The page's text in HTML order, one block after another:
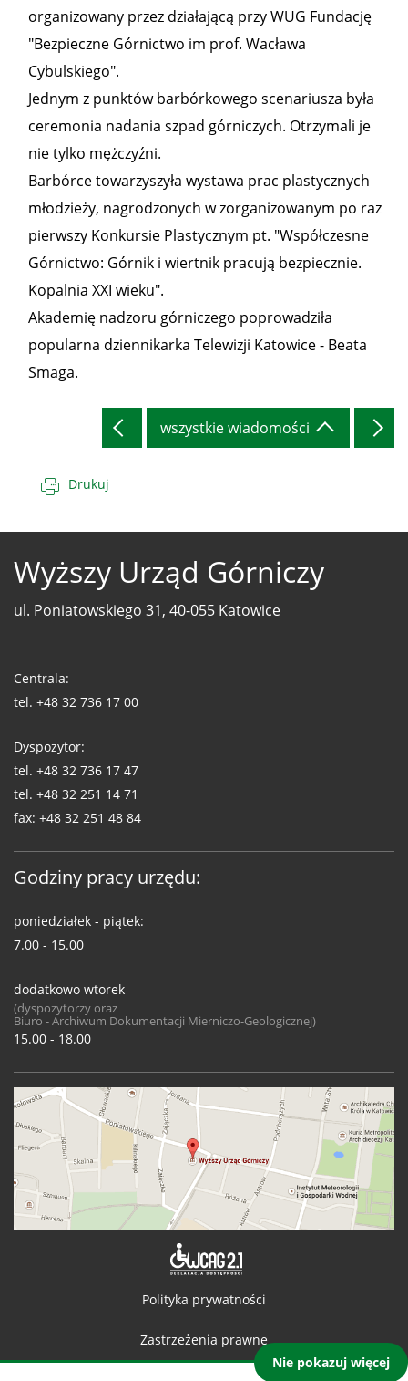
Nie pokazuj więcej
organizowany przez działającą przy WUG Fundację
"Bezpieczne Górnictwo im prof. Wacława
Cybulskiego".
Jednym z punktów barbórkowego scenariusza była
ceremonia nadania szpad górniczych. Otrzymali je
nie tylko mężczyźni.
Barbórce towarzyszyła wystawa prac plastycznych
młodzieży, nagrodzonych w zorganizowanym po raz
pierwszy Konkursie Plastycznym pt. "Współczesne
Górnictwo: Górnik i wiertnik pracują bezpiecznie.
Kopalnia XXI wieku".
Akademię nadzoru górniczego poprowadziła
popularna dziennikarka Telewizji Katowice - Beata
Smaga.
wszystkie wiadomości
Drukuj
Wyższy Urząd Górniczy
ul. Poniatowskiego 31, 40-055 Katowice
WUG
Centrala:
tel. +48 32 736 17 00
Dyspozytor:
tel. +48 32 736 17 47
tel. +48 32 251 14 71
fax: +48 32 251 48 84
Godziny pracy urzędu:
poniedziałek - piątek:
7.00 - 15.00
dodatkowo wtorek
(dyspozytorzy oraz
Biuro - Archiwum Dokumentacji Mierniczo-Geologicznej)
15.00 - 18.00
Polityka prywatności
Zastrzeżenia prawne